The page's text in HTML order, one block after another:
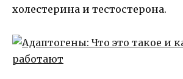
холестерина и тестостерона.